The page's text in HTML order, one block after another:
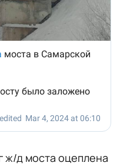
ж/д моста оцеплена